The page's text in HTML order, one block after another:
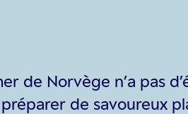
de Norvège n’a pas
de savoureux